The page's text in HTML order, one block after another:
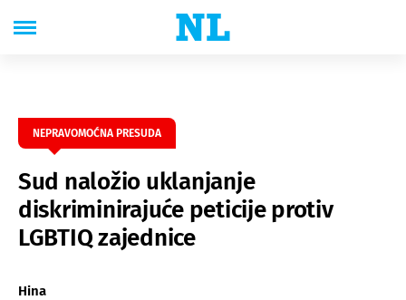
NEPRAVOMOĆNA PRESUDA
Sud naložio uklanjanje
diskriminirajuće peticije protiv
LGBTIQ zajednice
Hina